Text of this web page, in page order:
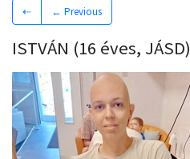
⇠ ← Previous
ISTVÁN (16 éves, JÁSD)